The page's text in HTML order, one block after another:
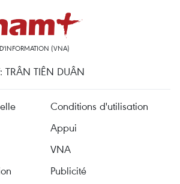
(VNA)
TRÂN TIÊN DUÂN
Conditions d'utilisation
Appui
VNA
Publicité